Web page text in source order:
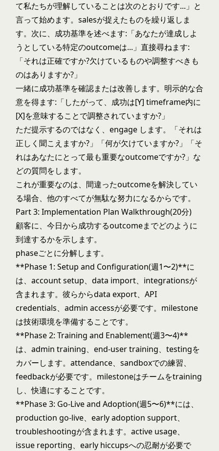
て私たちが理解していることは次のとおりです...」と
言って始めます。salesが捉えたものを繰り返しま
す。次に、成功基準を述べます:「あなたが達成しよ
うとしている特定のoutcomeは...」直接尋ねます:
「それは正確ですか?欠けているものや調整すべきも
のはありますか?」
一緒に成功基準を確認または改善します。明示的な合
意を得ます:「したがって、成功は[Y] timeframe内に
[X]を意味することで調整されていますか?」
ただ提示するのではなく、engage します。「それは
正しく聞こえますか?」「何が欠けていますか?」「そ
れはあなたにとって最も重要なoutcomeですか?」な
どの質問をします。
これが重要なのは、間違ったoutcomeを解決してい
る場合、他のすべてが無駄な努力になるからです。
Part 3: Implementation Plan Walkthrough(20分)
顧客に、今日から成功するoutcomeまでどのように
到達するかを示します。
phaseごとに分解します。
**Phase 1: Setup and Configuration(週1〜2)**に
は、account setup、data import、integrationsが
含まれます。彼らからdata export、API
credentials、admin accessが必要です。milestone
は技術環境を準備することです。
**Phase 2: Training and Enablement(週3〜4)**
は、admin training、end-user training、testingを
カバーします。attendance、sandboxでの練習、
feedbackが必要です。milestoneはチームをtraining
し、快適にすることです。
**Phase 3: Go-Live and Adoption(週5〜6)**には、
production go-live、early adoption support、
troubleshootingが含まれます。active usage、
issue reporting、early hiccupsへの忍耐が必要で